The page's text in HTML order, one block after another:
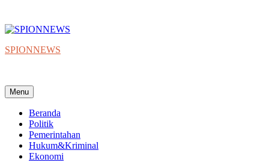
SPIONNEWS
Menu
Beranda
Politik
Pemerintahan
Hukum&Kriminal
Ekonomi